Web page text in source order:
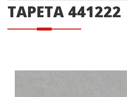
TAPETA 441222